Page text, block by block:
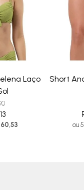
Laço
60,53
Short
ou